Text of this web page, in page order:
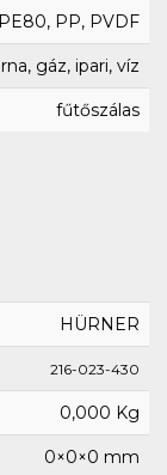
PP, PVDF
gáz, ipari, víz
fűtőszálas
HÜRNER
216-023-430
0,000 Kg
0×0×0 mm